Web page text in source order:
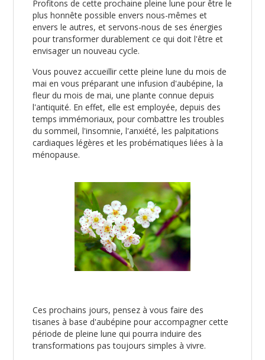
Profitons de cette prochaine pleine lune pour être le
plus honnête possible envers nous-mêmes et
envers le autres, et servons-nous de ses énergies
pour transformer durablement ce qui doit l'être et
envisager un nouveau cycle.
Vous pouvez accueillir cette pleine lune du mois de
mai en vous préparant une infusion d'aubépine, la
fleur du mois de mai, une plante connue depuis
l'antiquité. En effet, elle est employée, depuis des
temps immémoriaux, pour combattre les troubles
du sommeil, l'insomnie, l'anxiété, les palpitations
cardiaques légères et les probématiques liées à la
ménopause.
Ces prochains jours, pensez à vous faire des
tisanes à base d'aubépine pour accompagner cette
période de pleine lune qui pourra induire des
transformations pas toujours simples à vivre.